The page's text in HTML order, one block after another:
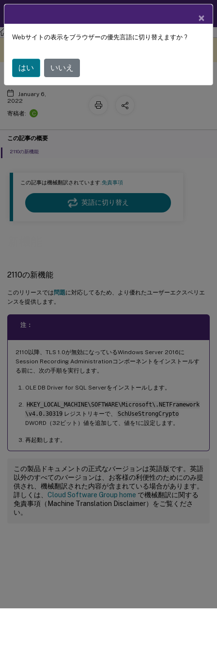
Session Recording Session Recording 2110
この記事は機械翻訳されています.免責事項
英語に切り替え
2110の新機能
このリリースでは 問題に対応してるため、より優れたユーザーエクスペリエ
ンスを提供します。
注：
2110以降、TLS 1.0が無効になっているWindows Server 2016に
Session Recording Administrationコンポーネントをインストールす
る前に、次の手順を実行します。
OLE DB Driver for SQL Serverをインストールします。
HKEY_LOCAL_MACHINE\SOFTWARE\Microsoft\.NETFramework
\v4.0.30319 レジストリキーで、
SchUseStrongCrypto
DWORD（32ビット）値を追加して、値を1に設定します。
再起動します。
この製品ドキュメントの正式なバージョンは英語版です。英語
以外のすべてのバージョンは、お客様の利便性のためにのみ提
供され、機械翻訳された内容が含まれている場合があります。
詳しくは、 Cloud Software Group home で機械翻訳に関する
免責事項（Machine Translation Disclaimer）をご覧くださ
い。
新機能
January 6,
2022
寄稿者:
C
この記事の概要
2110の新機能
×
Webサイトの表示をブラウザーの優先言語に切り替えますか ?
はい いいえ